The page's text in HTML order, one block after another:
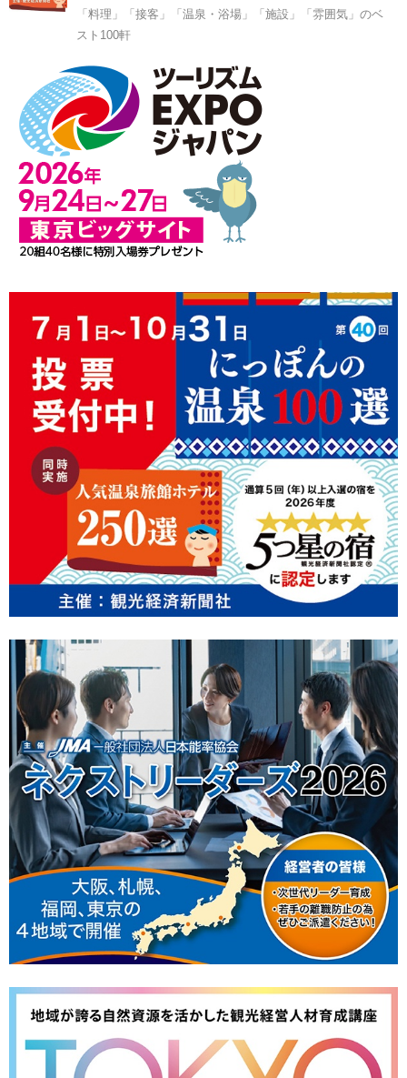
「料理」「接客」「温泉・浴場」「施設」「雰囲気」のベ
スト100軒